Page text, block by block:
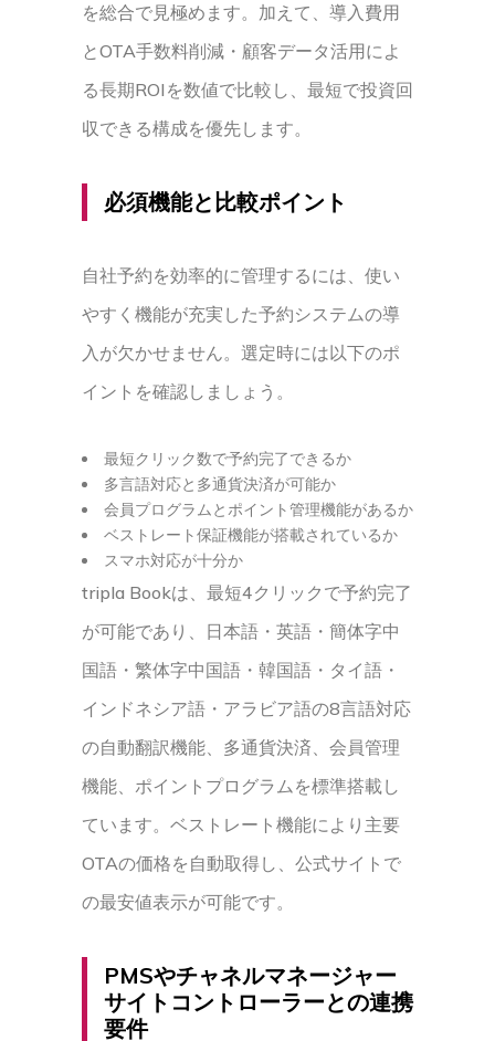
を総合で見極めます。加えて、導入費用
とOTA手数料削減・顧客データ活用によ
る長期ROIを数値で比較し、最短で投資回
収できる構成を優先します。
必須機能と比較ポイント
自社予約を効率的に管理するには、使い
やすく機能が充実した予約システムの導
入が欠かせません。選定時には以下のポ
イントを確認しましょう。
最短クリック数で予約完了できるか
多言語対応と多通貨決済が可能か
会員プログラムとポイント管理機能があるか
ベストレート保証機能が搭載されているか
スマホ対応が十分か
tripla Bookは、最短4クリックで予約完了
が可能であり、日本語・英語・簡体字中
国語・繁体字中国語・韓国語・タイ語・
インドネシア語・アラビア語の8言語対応
の自動翻訳機能、多通貨決済、会員管理
機能、ポイントプログラムを標準搭載し
ています。ベストレート機能により主要
OTAの価格を自動取得し、公式サイトで
の最安値表示が可能です。
PMSやチャネルマネージャー
サイトコントローラーとの連携
要件